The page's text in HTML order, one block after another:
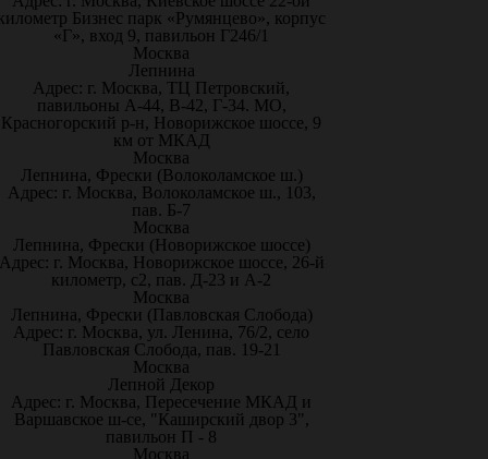
Бизнес парк «Румянцево», корпус
«Г», вход 9, павильон Г246/1
Москва
Лепнина
Адрес: г. Москва, ТЦ Петровский,
павильоны А-44, В-42, Г-34. МО,
Красногорский р-н, Новорижское шоссе, 9
км от МКАД
Москва
Лепнина, Фрески (Волоколамское ш.)
Адрес: г. Москва, Волоколамское ш., 103,
пав. Б-7
Москва
Лепнина, Фрески (Новорижское шоссе)
г. Москва, Новорижское шоссе, 26-й
километр, с2, пав. Д-23 и А-2
Москва
Лепнина, Фрески (Павловская Слобода)
Адрес: г. Москва, ул. Ленина, 76/2, село
Павловская Слобода, пав. 19-21
Москва
Лепной Декор
Адрес: г. Москва, Пересечение МКАД и
Варшавское ш-се, "Каширский двор 3",
павильон П - 8
Москва